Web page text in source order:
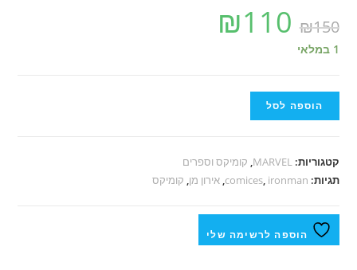
₪150
₪110
1 במלאי
הוספה לסל
קטגוריות:MARVEL
, קומיקס וספרים
תגיות:
comices, ironman
,אירון מן, קומיקס
הוספה לרשימה שלי